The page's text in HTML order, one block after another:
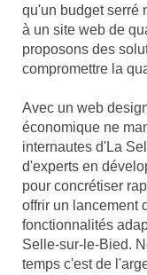
qu'un budget serré
à un site web de
proposons des
compromettre la
Avec un web
économique ne
internautes d'La
d'experts en
pour concrétiser
offrir un lancement
fonctionnalités
Selle-sur-le-Bied.
temps c'est de